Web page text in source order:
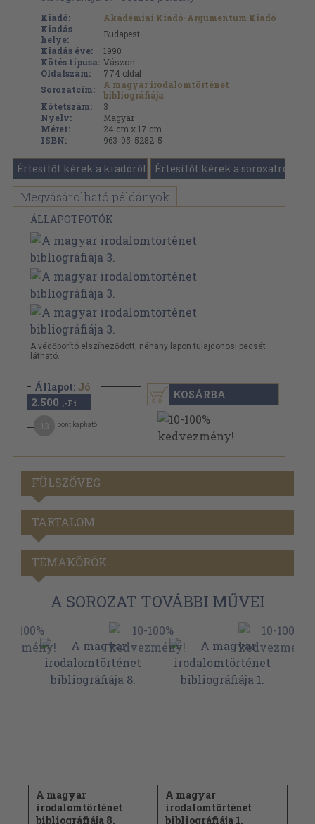
Kiadó:
Akadémiai Kiadó-Argumentum Kiadó
Kiadás
helye:
Budapest
Kiadás éve:
1990
Kötés típusa: Vászon
Oldalszám:
774 oldal
Sorozatcím:
A magyar irodalomtörténet
bibliográfiája
Kötetszám:
3
Nyelv:
Magyar
Méret:
24 cm x 17 cm
ISBN:
963-05-5282-5
Értesítőt kérek a kiadóról Értesítőt kérek a sorozatról
Megvásárolható példányok
ÁLLAPOTFOTÓK
A védőborító elszíneződött, néhány lapon tulajdonosi pecsét
látható.
Állapot: Jó
2.500 ,-Ft
pont kapható
KOSÁRBA
FÜLSZÖVEG
TARTALOM
TÉMAKÖRÖK
A SOROZAT TOVÁBBI MŰVEI
A magyar
irodalomtörténet
bibliográfiája 8.
A magyar
irodalomtörténet
bibliográfiája 1.